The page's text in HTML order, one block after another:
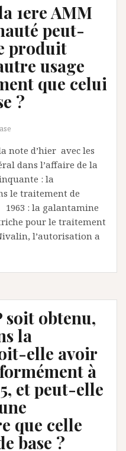
1ere AMM
peut-
produit
usage
que celui
?
note d’hier avec les
dans l’affaire de la
: la
le traitement de
: la galantamine
pour le traitement
l’autorisation a
soit obtenu,
la
elle avoir
à
et peut-elle
que celle
base ?